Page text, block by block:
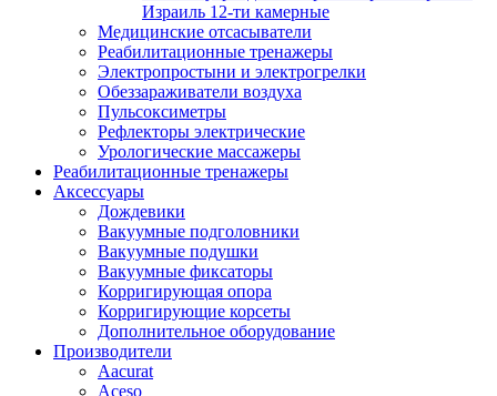
Израиль 12-ти камерные
Медицинские отсасыватели
Реабилитационные тренажеры
Электропростыни и электрогрелки
Обеззараживатели воздуха
Пульсоксиметры
Рефлекторы электрические
Урологические массажеры
Реабилитационные тренажеры
Аксессуары
Дождевики
Вакуумные подголовники
Вакуумные подушки
Вакуумные фиксаторы
Корригирующая опора
Корригирующие корсеты
Дополнительное оборудование
Производители
Aacurat
Aceso